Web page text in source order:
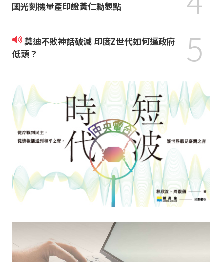
國光刻機量產印證黃仁勳觀點
莫迪不敗神話破滅 印度Z世代如何逼政府
低頭？
5